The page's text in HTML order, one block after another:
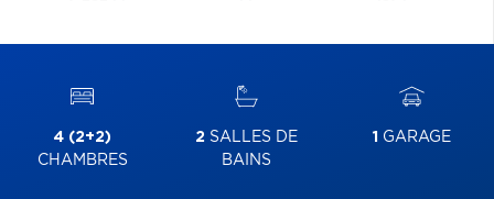
4 (2+2)
CHAMBRES
2 SALLES DE
BAINS
1 GARAGE